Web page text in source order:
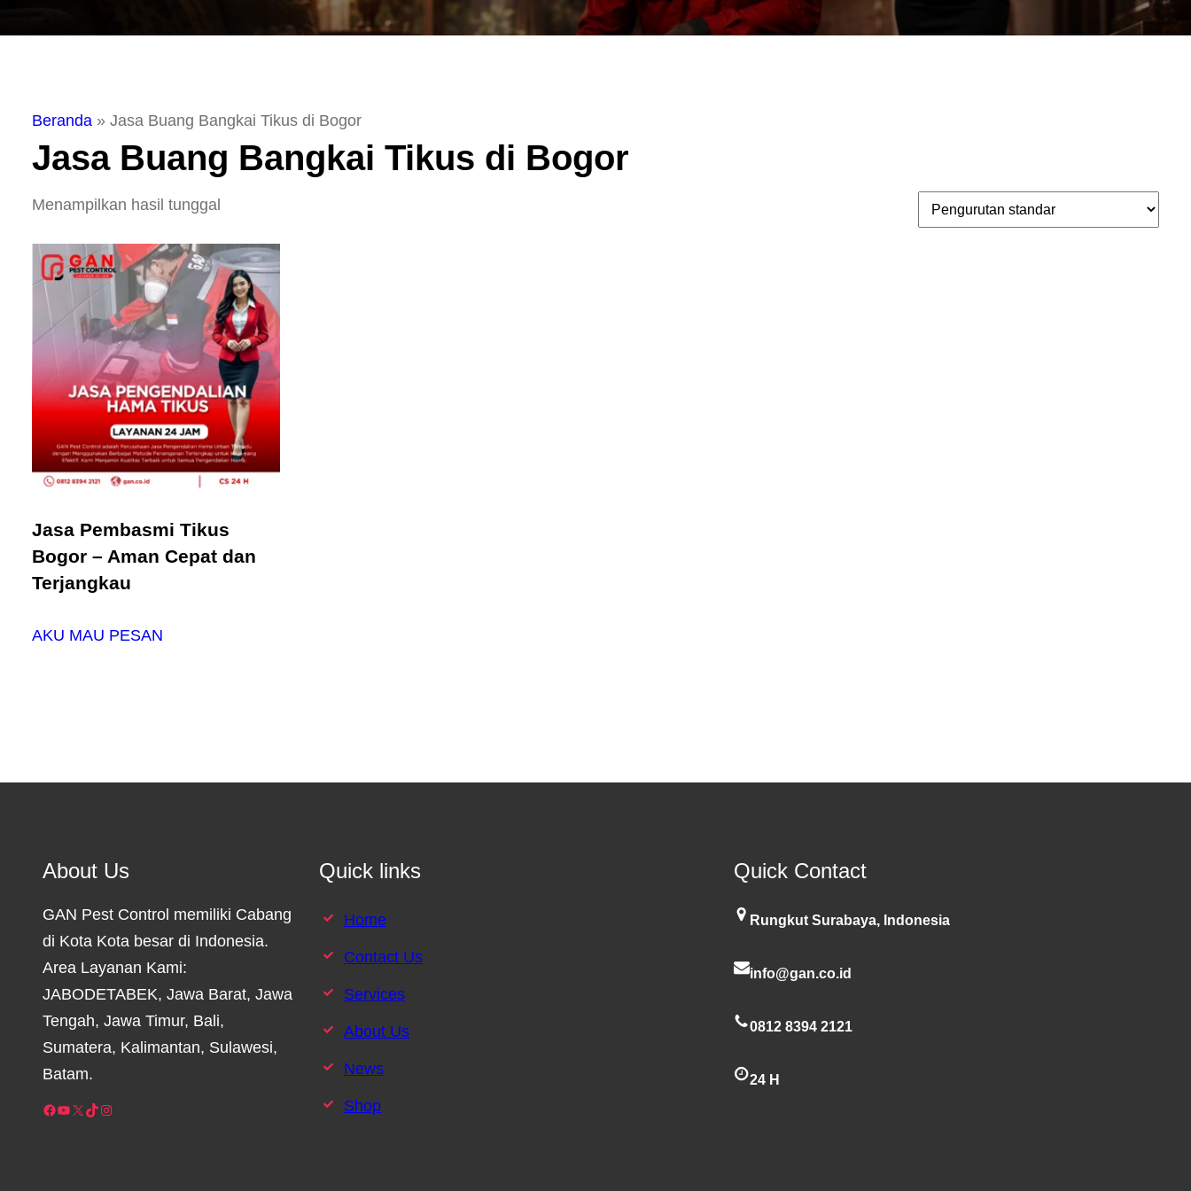
Beranda » Jasa Buang Bangkai Tikus di Bogor
Jasa Buang Bangkai Tikus di Bogor
Menampilkan hasil tunggal
Jasa Pembasmi Tikus
Bogor – Aman Cepat dan
Terjangkau
AKU MAU PESAN
About Us
GAN Pest Control memiliki Cabang
di Kota Kota besar di Indonesia.
Area Layanan Kami:
JABODETABEK, Jawa Barat, Jawa
Tengah, Jawa Timur, Bali,
Sumatera, Kalimantan, Sulawesi,
Batam.
Facebook YouTube X TikTok Instagram
Quick links
Home
Contact Us
Services
About Us
News
Shop
Quick Contact
Rungkut Surabaya, Indonesia
info@gan.co.id
0812 8394 2121
24 H